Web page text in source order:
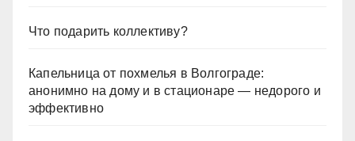
Что подарить коллективу?
Капельница от похмелья в Волгограде:
анонимно на дому и в стационаре — недорого и
эффективно